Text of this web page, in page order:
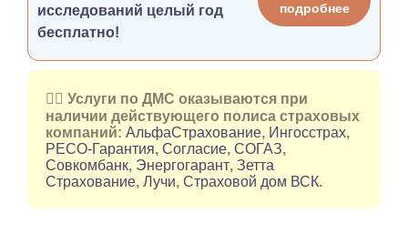
исследований целый год
бесплатно!
подробнее
👉🏻 Услуги по ДМС оказываются при
наличии действующего полиса страховых
компаний: АльфаСтрахование, Ингосстрах,
РЕСО-Гарантия, Согласие, СОГАЗ,
Совкомбанк, Энергогарант, Зетта
Страхование, Лучи, Страховой дом ВСК.